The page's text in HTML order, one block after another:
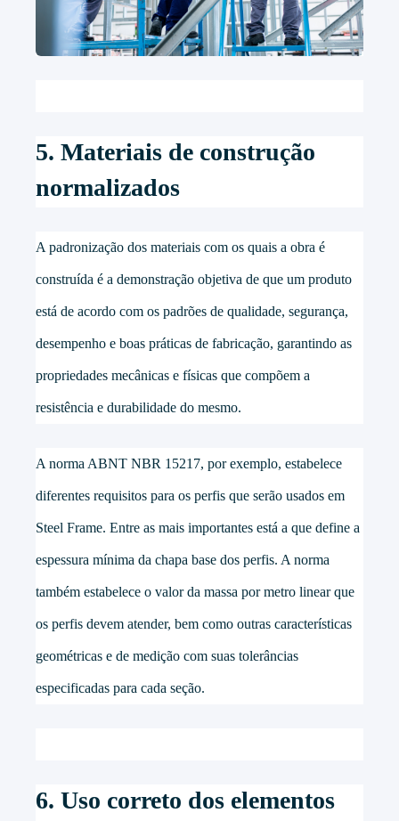
5. Materiais de construção
normalizados
A padronização dos materiais com os quais a obra é
construída é a demonstração objetiva de que um produto
está de acordo com os padrões de qualidade, segurança,
desempenho e boas práticas de fabricação, garantindo as
propriedades mecânicas e físicas que compõem a
resistência e durabilidade do mesmo.
A norma ABNT NBR 15217, por exemplo, estabelece
diferentes requisitos para os perfis que serão usados em
Steel Frame. Entre as mais importantes está a que define a
espessura mínima da chapa base dos perfis. A norma
também estabelece o valor da massa por metro linear que
os perfis devem atender, bem como outras características
geométricas e de medição com suas tolerâncias
especificadas para cada seção.
6. Uso correto dos elementos